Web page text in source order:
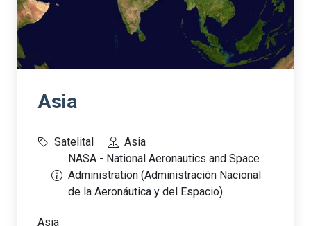
Asia
Satelital
Asia
NASA - National Aeronautics and Space
Administration (Administración Nacional
de la Aeronáutica y del Espacio)
Asia